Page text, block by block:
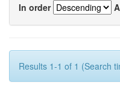
In order
Results 1-1 of 1 (Search